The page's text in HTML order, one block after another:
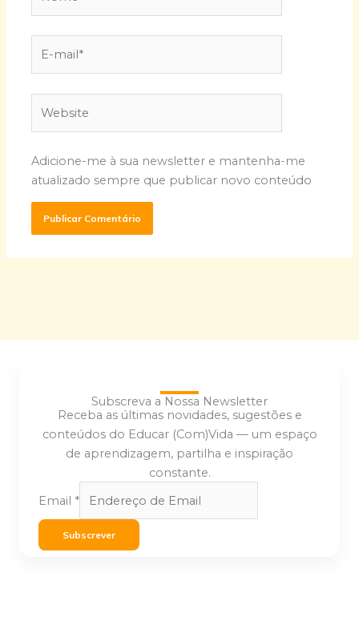
mail*
Adicione-me à sua newsletter e mantenha-me
atualizado sempre que publicar novo conteúdo
Subscreva a Nossa Newsletter
Receba as últimas novidades, sugestões e
conteúdos do Educar (Com)Vida — um espaço
de aprendizagem, partilha e inspiração
constante.
Email *
Subscrever